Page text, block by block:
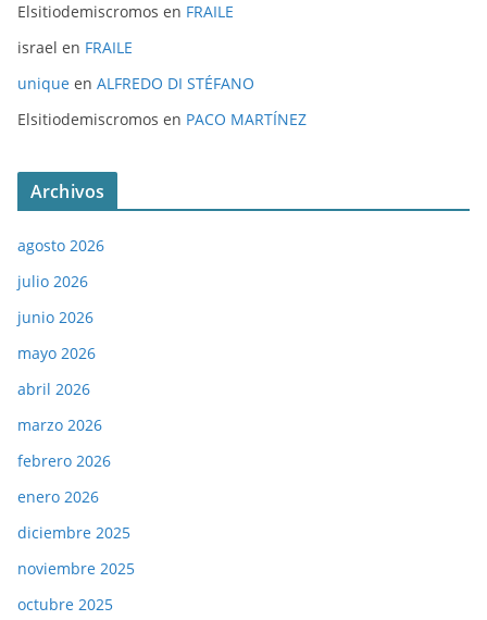
Elsitiodemiscromos en FRAILE
israel en FRAILE
unique en ALFREDO DI STÉFANO
Elsitiodemiscromos en PACO MARTÍNEZ
Archivos
agosto 2026
julio 2026
junio 2026
mayo 2026
abril 2026
marzo 2026
febrero 2026
enero 2026
diciembre 2025
noviembre 2025
octubre 2025